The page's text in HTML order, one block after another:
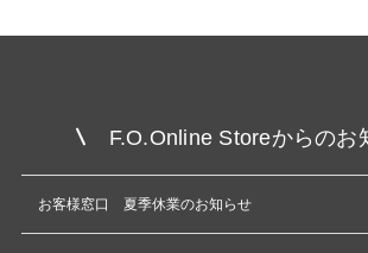
F.O.Online Storeからのお
お客様窓口 夏季休業のお知らせ